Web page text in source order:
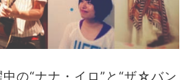
の“ナナ・イロ”と“ザ☆バン